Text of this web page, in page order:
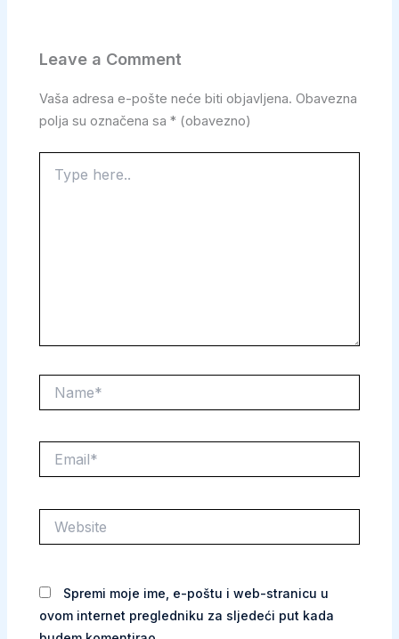
Leave a Comment
Vaša adresa e-pošte neće biti objavljena. Obavezna
polja su označena sa* (obavezno)
here..
Spremi moje ime, e-poštu i web-stranicu u
ovom internet pregledniku za sljedeći put kada